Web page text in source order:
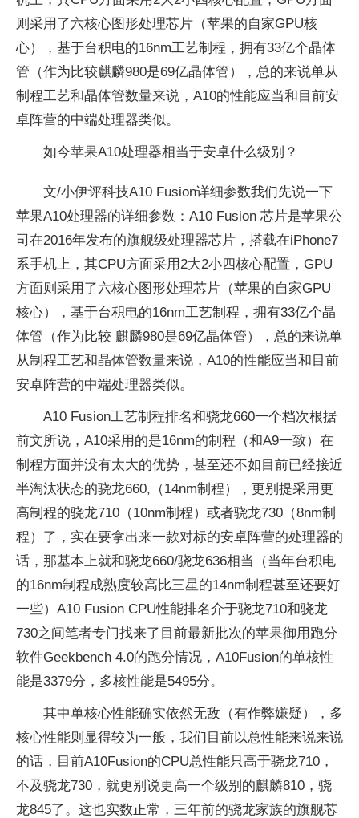
则采用了六核心图形处理芯片（苹果的自家GPU核
心），基于台积电的16nm工艺制程，拥有33亿个晶体
管（作为比较麒麟980是69亿晶体管），总的来说单从
制程工艺和晶体管数量来说，A10的性能应当和目前安
卓阵营的中端处理器类似。
如今苹果A10处理器相当于安卓什么级别？
文/小伊评科技A10 Fusion详细参数我们先说一下
苹果A10处理器的详细参数：A10 Fusion 芯片是苹果公
司在2016年发布的旗舰级处理器芯片，搭载在iPhone7
系手机上，其CPU方面采用2大2小四核心配置，GPU
方面则采用了六核心图形处理芯片（苹果的自家GPU
核心），基于台积电的16nm工艺制程，拥有33亿个晶
体管（作为比较 麒麟980是69亿晶体管），总的来说单
从制程工艺和晶体管数量来说，A10的性能应当和目前
安卓阵营的中端处理器类似。
A10 Fusion工艺制程排名和骁龙660一个档次根据
前文所说，A10采用的是16nm的制程（和A9一致）在
制程方面并没有太大的优势，甚至还不如目前已经接近
半淘汰状态的骁龙660,（14nm制程），更别提采用更
高制程的骁龙710（10nm制程）或者骁龙730（8nm制
程）了，实在要拿出来一款对标的安卓阵营的处理器的
话，那基本上就和骁龙660/骁龙636相当（当年台积电
的16nm制程成熟度较高比三星的14nm制程甚至还要好
一些）A10 Fusion CPU性能排名介于骁龙710和骁龙
730之间笔者专门找来了目前最新批次的苹果御用跑分
软件Geekbench 4.0的跑分情况，A10Fusion的单核性
能是3379分，多核性能是5495分。
其中单核心性能确实依然无敌（有作弊嫌疑），多
核心性能则显得较为一般，我们目前以总性能来说来说
的话，目前A10Fusion的CPU总性能只高于骁龙710，
不及骁龙730，就更别说更高一个级别的麒麟810，骁
龙845了。这也实数正常，三年前的骁龙家族的旗舰芯